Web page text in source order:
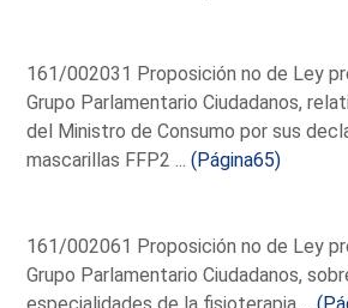
161/002031 Proposición no de Ley
Grupo Parlamentario Ciudadanos,
del Ministro de Consumo por sus
mascarillas FFP2 ...(Página65)
161/002061 Proposición no de Ley
Grupo Parlamentario Ciudadanos,
especialidades de la fisioterapia ...